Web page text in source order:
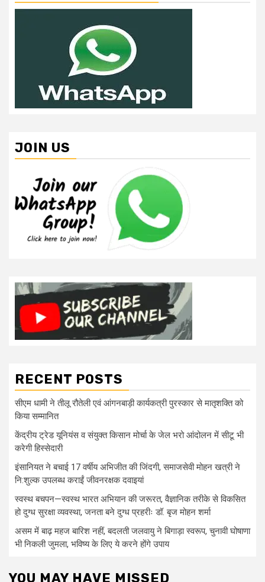
JOIN US
RECENT POSTS
सीएम धामी ने तीलू रौतेली एवं आंगनबाड़ी कार्यकत्री पुरस्कार से मातृशक्ति को
किया सम्मानित
केंद्रीय ट्रेड यूनियंस व संयुक्त किसान मोर्चा के जेल भरो आंदोलन में सीटू भी
करेगी हिस्सेदारी
इंसानियत ने बचाई 17 वर्षीय अभिजीत की जिंदगी, समाजसेवी मोहन खत्री ने
नि:शुल्क उपलब्ध कराईं जीवनरक्षक दवाइयां
स्वस्थ बचपन—स्वस्थ भारत अभियान की जरूरत, वैज्ञानिक तरीके से विकसित
हो दुग्ध सुरक्षा व्यवस्था, जनता बने दुग्ध प्रहरीः डॉ. बृज मोहन शर्मा
असम में बाढ़ महज बारिश नहीं, बदलती जलवायु ने बिगाड़ा स्वरूप, चुनावी घोषाणा
भी निकली जुमला, भविष्य के लिए ये करने होंगे उपाय
YOU MAY HAVE MISSED